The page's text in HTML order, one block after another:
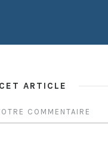
ARTICLE